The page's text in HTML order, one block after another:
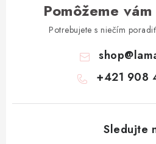
Pomôžeme
Potrebujete s niečím
shop@
+421 908